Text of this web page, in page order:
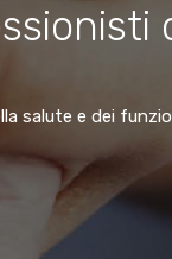
salute e dei